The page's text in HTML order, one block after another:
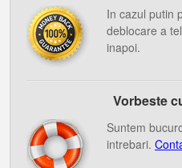
In cazul putin
deblocare a
inapoi.
Vorbeste
Suntem
intrebari.